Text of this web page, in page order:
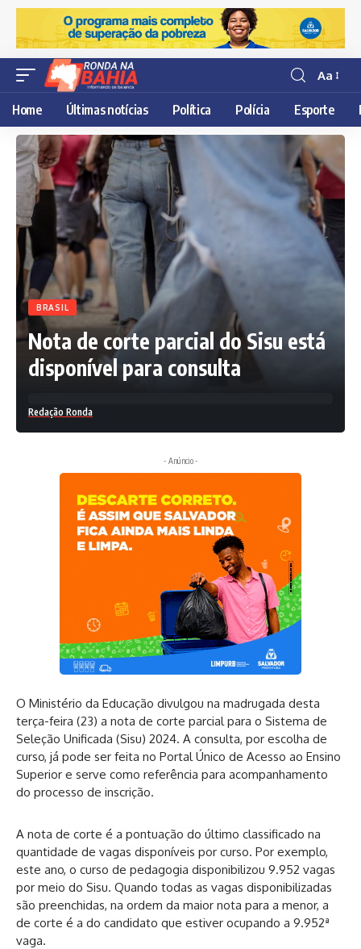
Resisor
de
fonte
Aa
Home Últimas notícias Política Polícia Esporte
BRASIL
Nota de corte parcial do Sisu está
disponível para consulta
Redação Ronda
- Anúncio -
O Ministério da Educação divulgou na madrugada desta
terça-feira (23) a nota de corte parcial para o Sistema de
Seleção Unificada (Sisu) 2024. A consulta, por escolha de
curso, já pode ser feita no Portal Único de Acesso ao Ensino
Superior e serve como referência para acompanhamento
do processo de inscrição.
A nota de corte é a pontuação do último classificado na
quantidade de vagas disponíveis por curso. Por exemplo,
este ano, o curso de pedagogia disponibilizou 9.952 vagas
por meio do Sisu. Quando todas as vagas disponibilizadas
são preenchidas, na ordem da maior nota para a menor, a
de corte é a do candidato que estiver ocupando a 9.952ª
vaga.